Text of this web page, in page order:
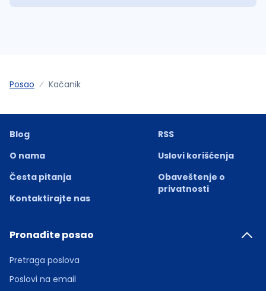
Posao Kačanik
Blog
O nama
Česta pitanja
Kontaktirajte nas
RSS
Uslovi korišćenja
Obaveštenje o
privatnosti
Pronađite posao
Pretraga poslova
Poslovi na email